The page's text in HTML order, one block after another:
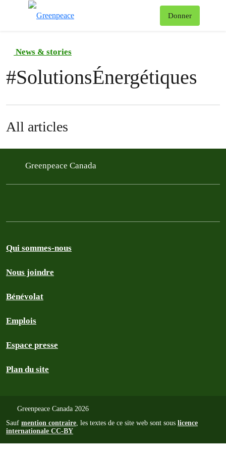
Donner
News & stories
#SolutionsÉnergétiques
All articles
Greenpeace Canada
Qui sommes-nous
Nous joindre
Bénévolat
Emplois
Espace presse
Plan du site
Greenpeace Canada 2026
Sauf mention contraire, les textes de ce site web sont sous licence
internationale CC-BY